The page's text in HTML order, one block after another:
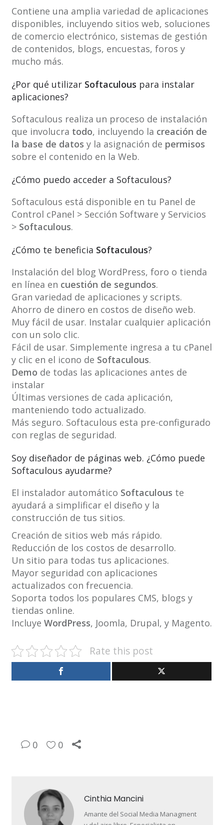
Contiene una amplia variedad de aplicaciones
disponibles, incluyendo sitios web, soluciones
de comercio electrónico, sistemas de gestión
de contenidos, blogs, encuestas, foros y
mucho más.
¿Por qué utilizar Softaculous para instalar
aplicaciones?
Softaculous realiza un proceso de instalación
que involucra todo, incluyendo la creación de
la base de datos y la asignación de permisos
sobre el contenido en la Web.
¿Cómo puedo acceder a Softaculous?
Softaculous está disponible en tu Panel de
Control cPanel > Sección Software y Servicios
> Softaculous.
¿Cómo te beneficia Softaculous?
Instalación del blog WordPress, foro o tienda
en línea en cuestión de segundos.
Gran variedad de aplicaciones y scripts.
Ahorro de dinero en costos de diseño web.
Muy fácil de usar. Instalar cualquier aplicación
con un solo clic.
Fácil de usar. Simplemente ingresa a tu cPanel
y clic en el icono de Softaculous.
Demo de todas las aplicaciones antes de
instalar
Últimas versiones de cada aplicación,
manteniendo todo actualizado.
Más seguro. Softaculous esta pre-configurado
con reglas de seguridad.
Soy diseñador de páginas web. ¿Cómo puede
Softaculous ayudarme?
El instalador automático Softaculous te
ayudará a simplificar el diseño y la
construcción de tus sitios.
Creación de sitios web más rápido.
Reducción de los costos de desarrollo.
Un sitio para todas tus aplicaciones.
Mayor seguridad con aplicaciones
actualizados con frecuencia.
Soporta todos los populares CMS, blogs y
tiendas online.
Incluye WordPress, Joomla, Drupal, y Magento.
Rate this post
0 0
Cinthia Mancini
Amante del Social Media Managment